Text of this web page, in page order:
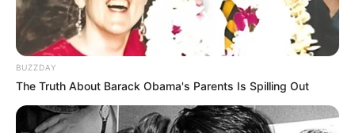
Weitere Informationen über Heidelberg im
Internet:
Stadt- und Erlebnisführungen durch Heidelberg
Hotels in Heidelberg
www.heidelberg.de
BUZZDAY
The Truth About Barack Obama's Parents Is Spilling Out